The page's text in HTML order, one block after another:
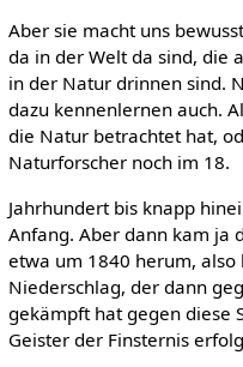
Aber sie macht uns
da in der Welt da sind, die
in der Natur drinnen sind.
dazu kennenlernen auch.
die Natur betrachtet hat,
Naturforscher noch im 18.
Jahrhundert bis knapp
Anfang. Aber dann kam ja
etwa um 1840 herum,
Niederschlag, der dann
gekämpft hat gegen diese
Geister der Finsternis